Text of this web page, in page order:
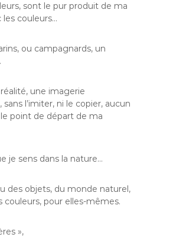
sont le pur produit de ma
couleurs…
ou campagnards, un
une imagerie
l’imiter, ni le copier, aucun
point de départ de ma
je sens dans la nature…
des objets, du monde naturel,
pour elles-mêmes.
»,